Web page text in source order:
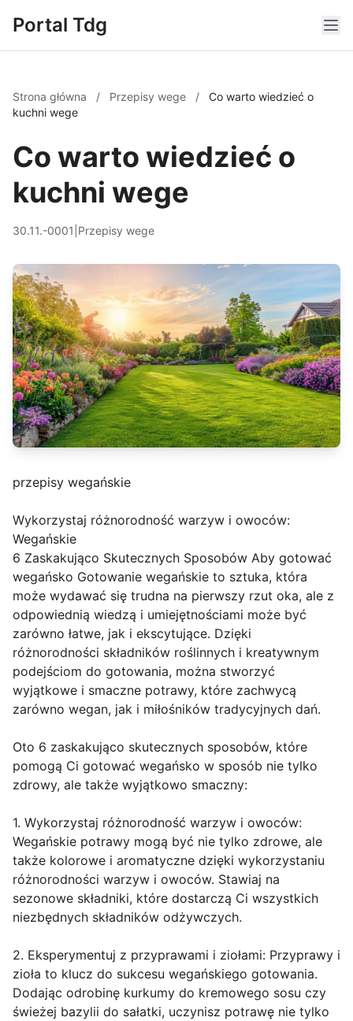
Portal Tdg
Strona główna / Przepisy wege /
Co warto wiedzieć o
kuchni wege
Co warto wiedzieć o
kuchni wege
30.11.-0001 Przepisy wege
przepisy wegańskie
Wykorzystaj różnorodność warzyw i owoców:
Wegańskie
6 Zaskakująco Skutecznych Sposobów Aby gotować
wegańsko Gotowanie wegańskie to sztuka, która
może wydawać się trudna na pierwszy rzut oka, ale z
odpowiednią wiedzą i umiejętnościami może być
zarówno łatwe, jak i ekscytujące. Dzięki
różnorodności składników roślinnych i kreatywnym
podejściom do gotowania, można stworzyć
wyjątkowe i smaczne potrawy, które zachwycą
zarówno wegan, jak i miłośników tradycyjnych dań.
Oto 6 zaskakująco skutecznych sposobów, które
pomogą Ci gotować wegańsko w sposób nie tylko
zdrowy, ale także wyjątkowo smaczny:
1. Wykorzystaj różnorodność warzyw i owoców:
Wegańskie potrawy mogą być nie tylko zdrowe, ale
także kolorowe i aromatyczne dzięki wykorzystaniu
różnorodności warzyw i owoców. Stawiaj na
sezonowe składniki, które dostarczą Ci wszystkich
niezbędnych składników odżywczych.
2. Eksperymentuj z przyprawami i ziołami: Przyprawy i
zioła to klucz do sukcesu wegańskiego gotowania.
Dodając odrobinę kurkumy do kremowego sosu czy
świeżej bazylii do sałatki, uczynisz potrawę nie tylko